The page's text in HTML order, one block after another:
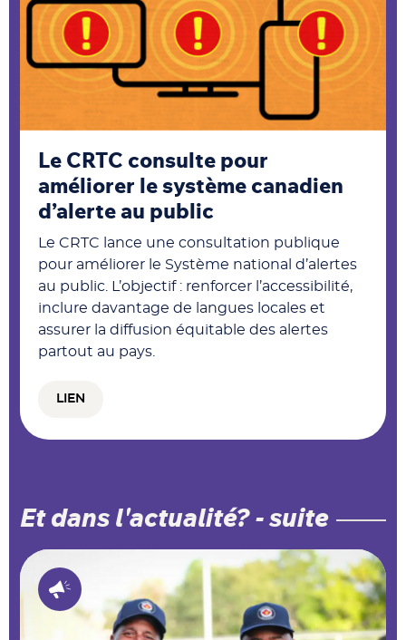
Le CRTC consulte pour
améliorer le système canadien
d’alerte au public
Le CRTC lance une consultation publique
pour améliorer le Système national d’alertes
au public. L’objectif : renforcer l’accessibilité,
inclure davantage de langues locales et
assurer la diffusion équitable des alertes
partout au pays.
LIEN
Et dans l'actualité? - suite